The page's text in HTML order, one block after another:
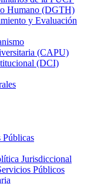
Humano (DGTH)
y Evaluación
(CAPU)
(DCI)
Públicas
Jurisdiccional
Públicos